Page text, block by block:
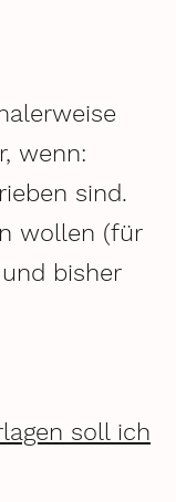
wenn:
sind.
wollen (für
bisher
soll ich